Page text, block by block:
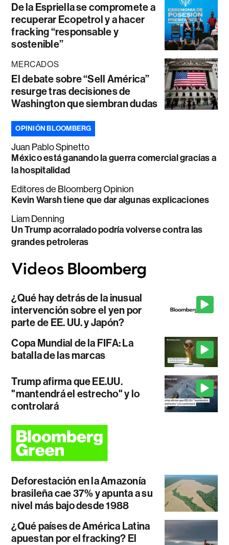
De la Espriella se compromete a
recuperar Ecopetrol y a hacer
fracking “responsable y
sostenible”
MERCADOS
El debate sobre “Sell América”
resurge tras decisiones de
Washington que siembran dudas
OPINIÓN BLOOMBERG
Juan Pablo Spinetto
México está ganando la guerra comercial gracias a
la hospitalidad
Editores de Bloomberg Opinion
Kevin Warsh tiene que dar algunas explicaciones
Liam Denning
Un Trump acorralado podría volverse contra las
grandes petroleras
¿Qué hay detrás de la inusual
intervención sobre el yen por
parte de EE. UU. y Japón?
Copa Mundial de la FIFA: La
batalla de las marcas
Trump afirma que EE.UU.
"mantendrá el estrecho" y lo
controlará
Deforestación en la Amazonía
brasileña cae 37% y apunta a su
nivel más bajo desde 1988
¿Qué países de América Latina
apuestan por el fracking? El